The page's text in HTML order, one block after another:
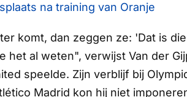
na training van Oranje
komt, dan zeggen ze: 'Dat is
het al weten", verwijst Van der
speelde. Zijn verblijf bij
Madrid kon hij niet